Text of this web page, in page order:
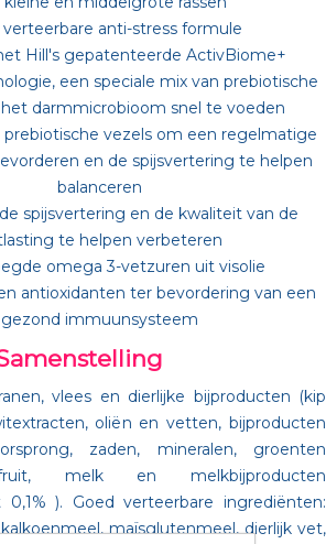
verteerbare anti-stress formule
Hill's gepatenteerde ActivBiome+
een speciale mix van prebiotische
darmmicrobioom snel te voeden
prebiotische vezels om een regelmatige
en de spijsvertering te helpen
balanceren
spijsvertering en de kwaliteit van de
te helpen verbeteren
omega 3-vetzuren uit visolie
antioxidanten ter bevordering van een
gezond immuunsysteem
vlees en dierlijke bijproducten (kip
oliën en vetten, bijproducten
zaden, mineralen, groenten
melk en melkbijproducten
0,1% ). Goed verteerbare ingrediënten:
maïsglutenmeel, dierlijk vet,